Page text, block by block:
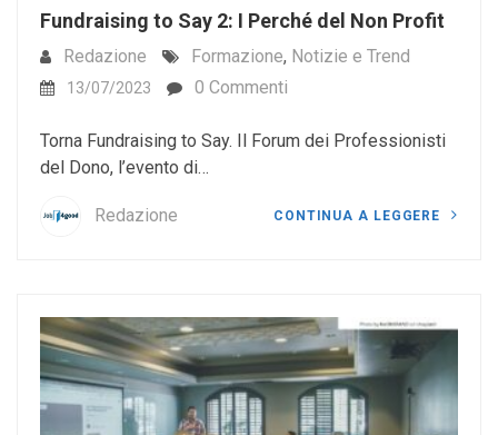
Fundraising to Say 2: I Perché del Non Profit
Redazione Formazione, Notizie e Trend
13/07/2023 0 Commenti
Torna Fundraising to Say. Il Forum dei Professionisti
del Dono, l’evento di…
Redazione CONTINUA A LEGGERE